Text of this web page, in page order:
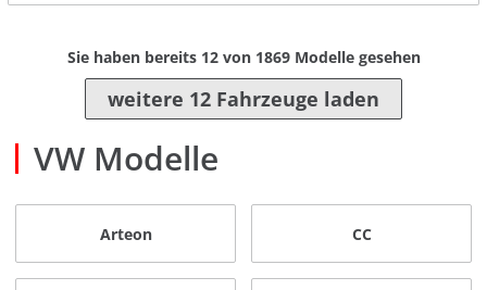
Sie haben bereits 12von 1869Modelle gesehen
weitere 12 Fahrzeuge laden
VW Modelle
Arteon CC